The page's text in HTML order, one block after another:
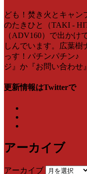
ども！焚き火とキャン
のたきひと（TAKI -
（ADV160）で出かけ
しんでいます。広葉樹
っす！パチンパチン♪
ジ』か『お問い合わせ
更新情報はTwitterで
アーカイブ
アーカイブ